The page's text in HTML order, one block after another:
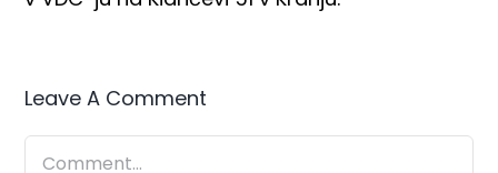
Leave A Comment
Comment